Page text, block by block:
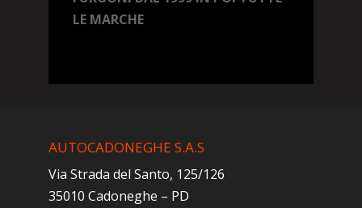
LE MARCHE
AUTOCADONEGHE S.A.S
Via Strada del Santo, 125/126
35010 Cadoneghe – PD